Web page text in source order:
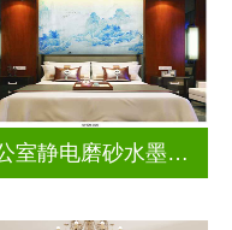
办公室静电磨砂水墨山水画玻璃